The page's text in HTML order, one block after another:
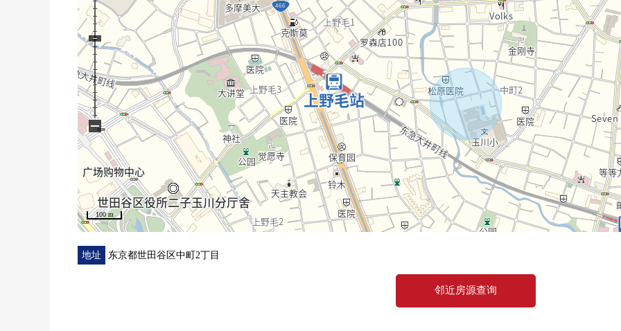
■ 推荐点数━━━━━━━━━━━━━━・・・・・
○ 2022年2月築的築浅物件
○ 能使用3车站的位置
○ 第一类低层住宅专用区的清静的住宅区
○ 有可动的算式餐具室的开放式厨房
○ 在朝南的阳台亮的LDK
○ 在各居室存储空间有
○ 是，1份的停车位能把屋顶、大型车辆也停好
○ 从属于屋顶的自行车停放处完备
○ 已经太阳光设置2025年
100 m
−
地址 东京都世田谷区中町2丁目
邻近房源查询